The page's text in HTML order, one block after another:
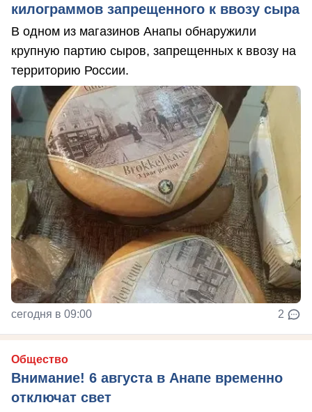
килограммов запрещенного к ввозу сыра
В одном из магазинов Анапы обнаружили
крупную партию сыров, запрещенных к ввозу на
территорию России.
сегодня в 09:00 2
Общество
Внимание! 6 августа в Анапе временно
отключат свет